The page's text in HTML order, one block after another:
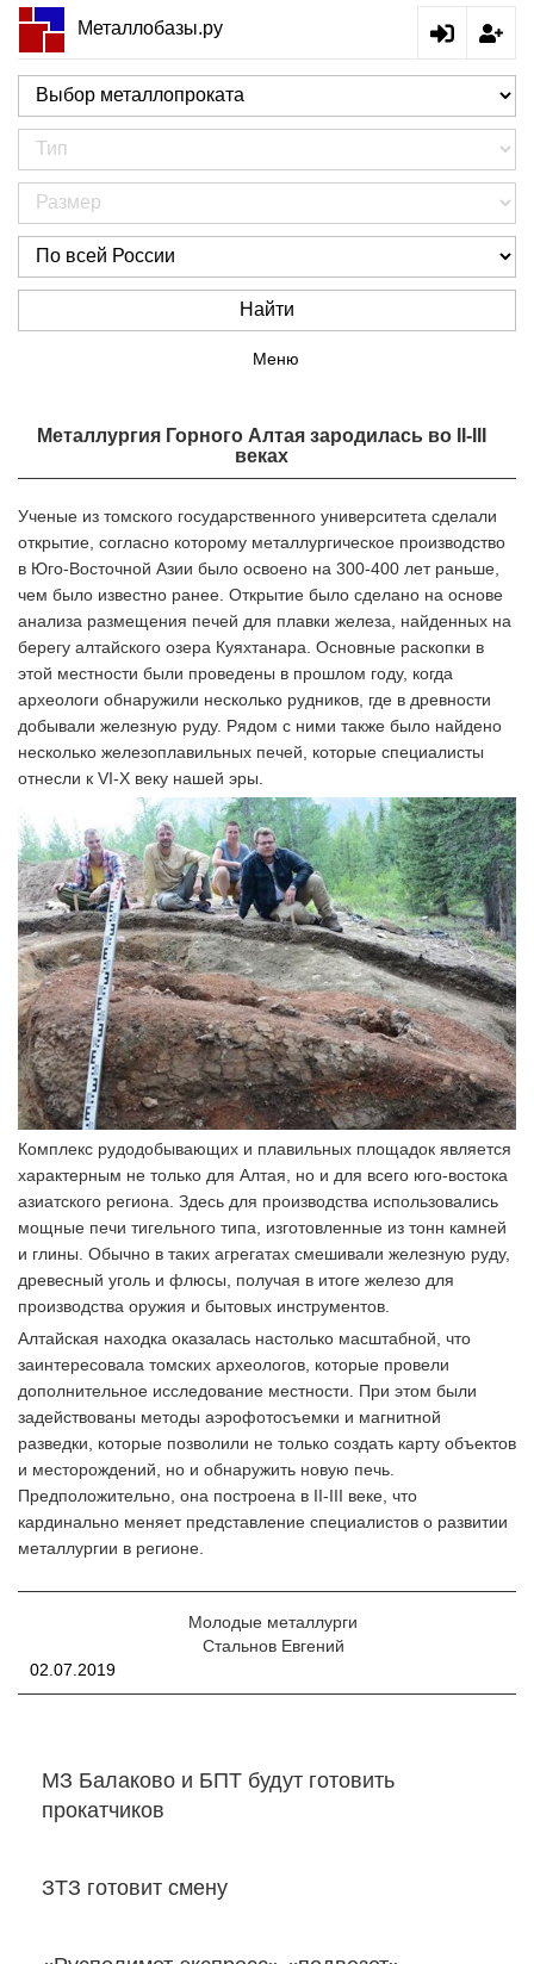
Металлобазы.ру
Найти
Меню
Металлургия Горного Алтая зародилась во II-III
веках
Ученые из томского государственного университета сделали
открытие, согласно которому металлургическое производство
в Юго-Восточной Азии было освоено на 300-400 лет раньше,
чем было известно ранее. Открытие было сделано на основе
анализа размещения печей для плавки железа, найденных на
берегу алтайского озера Куяхтанара. Основные раскопки в
этой местности были проведены в прошлом году, когда
археологи обнаружили несколько рудников, где в древности
добывали железную руду. Рядом с ними также было найдено
несколько железоплавильных печей, которые специалисты
отнесли к VI-X веку нашей эры.
Комплекс рудодобывающих и плавильных площадок является
характерным не только для Алтая, но и для всего юго-востока
азиатского региона. Здесь для производства использовались
мощные печи тигельного типа, изготовленные из тонн камней
и глины. Обычно в таких агрегатах смешивали железную руду,
древесный уголь и флюсы, получая в итоге железо для
производства оружия и бытовых инструментов.
Алтайская находка оказалась настолько масштабной, что
заинтересовала томских археологов, которые провели
дополнительное исследование местности. При этом были
задействованы методы аэрофотосъемки и магнитной
разведки, которые позволили не только создать карту объектов
и месторождений, но и обнаружить новую печь.
Предположительно, она построена в II-III веке, что
кардинально меняет представление специалистов о развитии
металлургии в регионе.
Молодые металлурги
Стальнов Евгений
02.07.2019
МЗ Балаково и БПТ будут готовить
прокатчиков
ЗТЗ готовит смену